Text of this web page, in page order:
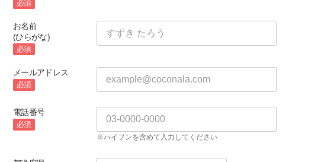
必須
お名前
(ひらがな)
必須
メールアドレス
必須
電話番号
必須
※ハイフンを含めて入力してください